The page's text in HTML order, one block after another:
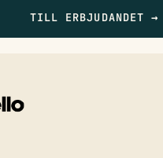
TILL ERBJUDANDET→